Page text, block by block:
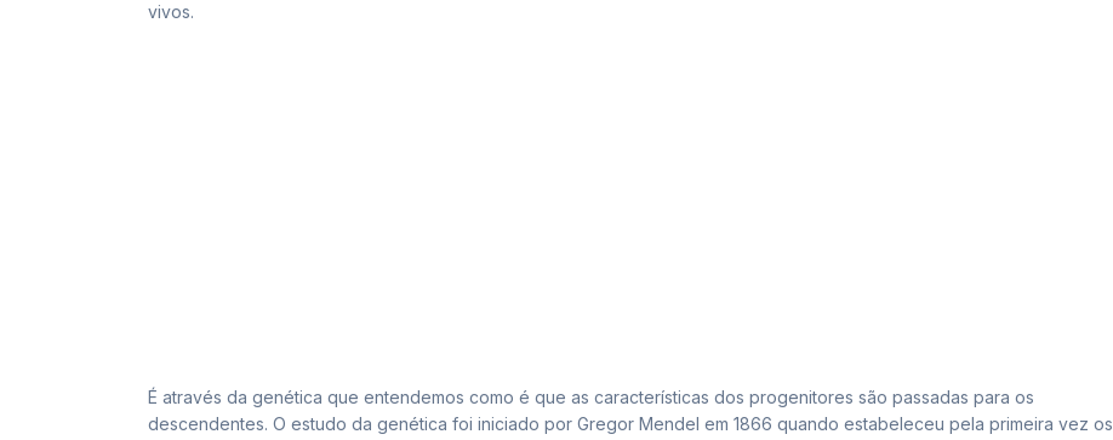
vivos.
É através da genética que entendemos como é que as características dos progenitores são passadas para os
descendentes. O estudo da genética foi iniciado por Gregor Mendel em 1866 quando estabeleceu pela primeira vez os